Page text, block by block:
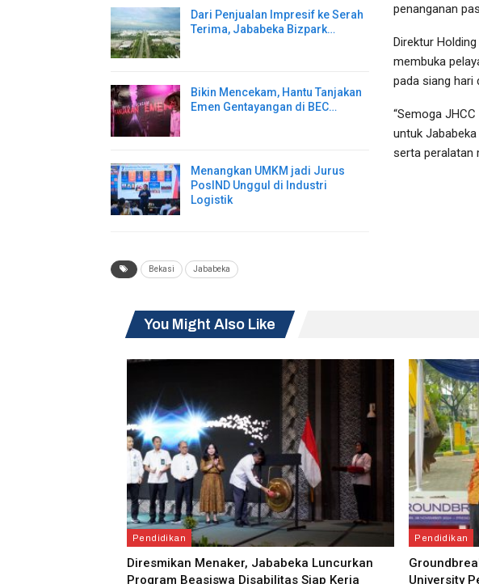
Dari Penjualan Impresif ke Serah
Terima, Jababeka Bizpark…
Bikin Mencekam, Hantu Tanjakan
Emen Gentayangan di BEC…
Menangkan UMKM jadi Jurus
PosIND Unggul di Industri
Logistik
penanganan
Direktur
membuka
pada siang hari
“Semoga
untuk
serta peralatan
Bekasi Jababeka
You Might Also Like
Pendidikan
Diresmikan Menaker, Jababeka Luncurkan
Program Beasiswa Disabilitas Siap Kerja
Pendidikan
University